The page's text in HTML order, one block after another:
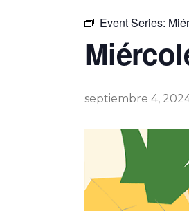
Event Series:
septiembre 4,